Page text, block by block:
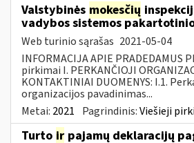
Valstybinės mokesčių
vadybos sistemos
Web turinio sąrašas 2021-05-04
INFORMACIJA APIE PRADEDAMUS
pirkimai I. PERKANČIOJI
KONTAKTINIAI DUOMENYS: I.1.
organizacijos pavadinimas...
Metai: 2021 Pagrindinis:Viešieji
Turto ir pajamų deklaracijų